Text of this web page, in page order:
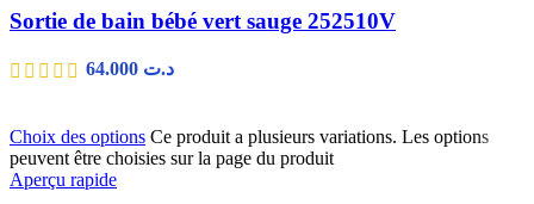
Sortie de bain bébé vert sauge 252510V
د.ت
Choix des options Ce produit a plusieurs variations. Les options
peuvent être choisies sur la page du produit
Aperçu rapide